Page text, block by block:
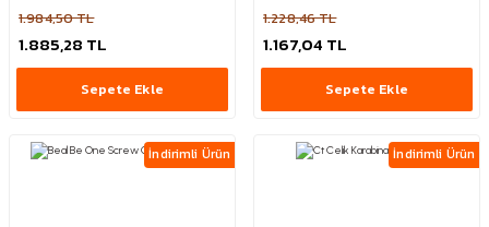
1.984,50 TL
1.885,28 TL
Sepete Ekle
1.228,46 TL
1.167,04 TL
Sepete Ekle
İndirimli Ürün İndirimli Ürün